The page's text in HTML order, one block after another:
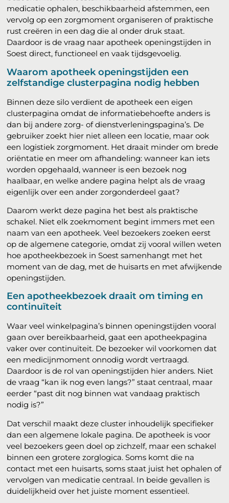
medicatie ophalen, beschikbaarheid afstemmen, een
vervolg op een zorgmoment organiseren of praktische
rust creëren in een dag die al onder druk staat.
Daardoor is de vraag naar apotheek openingstijden in
Soest direct, functioneel en vaak tijdsgevoelig.
Waarom apotheek openingstijden een
zelfstandige clusterpagina nodig hebben
Binnen deze silo verdient de apotheek een eigen
clusterpagina omdat de informatiebehoefte anders is
dan bij andere zorg- of dienstverleningspagina’s. De
gebruiker zoekt hier niet alleen een locatie, maar ook
een logistiek zorgmoment. Het draait minder om brede
oriëntatie en meer om afhandeling: wanneer kan iets
worden opgehaald, wanneer is een bezoek nog
haalbaar, en welke andere pagina helpt als de vraag
eigenlijk over een ander zorgonderdeel gaat?
Daarom werkt deze pagina het best als praktische
schakel. Niet elk zoekmoment begint immers met een
naam van een apotheek. Veel bezoekers zoeken eerst
op de algemene categorie, omdat zij vooral willen weten
hoe apotheekbezoek in Soest samenhangt met het
moment van de dag, met de huisarts en met afwijkende
openingstijden.
Een apotheekbezoek draait om timing en
continuïteit
Waar veel winkelpagina’s binnen openingstijden vooral
gaan over bereikbaarheid, gaat een apotheekpagina
vaker over continuïteit. De bezoeker wil voorkomen dat
een medicijnmoment onnodig wordt vertraagd.
Daardoor is de rol van openingstijden hier anders. Niet
de vraag “kan ik nog even langs?” staat centraal, maar
eerder “past dit nog binnen wat vandaag praktisch
nodig is?”
Dat verschil maakt deze cluster inhoudelijk specifieker
dan een algemene lokale pagina. De apotheek is voor
veel bezoekers geen doel op zichzelf, maar een schakel
binnen een grotere zorglogica. Soms komt die na
contact met een huisarts, soms staat juist het ophalen of
vervolgen van medicatie centraal. In beide gevallen is
duidelijkheid over het juiste moment essentieel.